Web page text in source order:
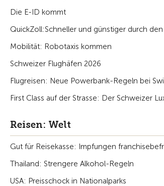
Die E-ID kommt
QuickZoll:Schneller und günstiger durch
Mobilität: Robotaxis kommen
Schweizer Flughäfen 2026
Flugreisen: Neue Powerbank-Regeln bei
First Class auf der Strasse: Der Schweizer
Reisen: Welt
Gut für Reisekasse: Impfungen
Thailand: Strengere Alkohol-Regeln
USA: Preisschock in Nationalparks